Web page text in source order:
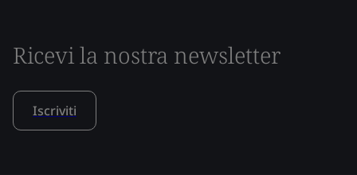
Ricevi la nostra newsletter
Iscriviti